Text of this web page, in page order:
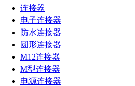
连接器
电子连接器
防水连接器
圆形连接器
M12连接器
M型连接器
电源连接器